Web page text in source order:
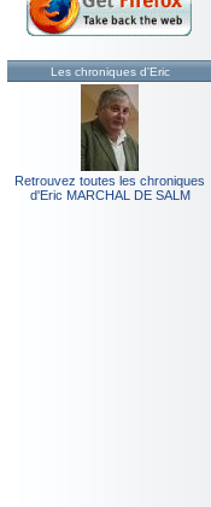
Les chroniques d'Eric
Retrouvez toutes les chroniques
d'Eric MARCHAL DE SALM